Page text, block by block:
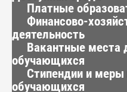
Платные
Финансово-
деятельность
Вакантные места
обучающихся
Стипендии и
обучающихся